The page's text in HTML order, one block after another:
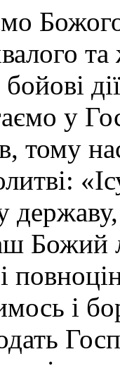
у
тому
Божий
і